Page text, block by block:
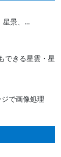
星景、…
できる星雲・星
で画像処理